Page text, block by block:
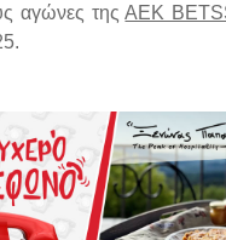
αγώνες τηςΑΕΚ